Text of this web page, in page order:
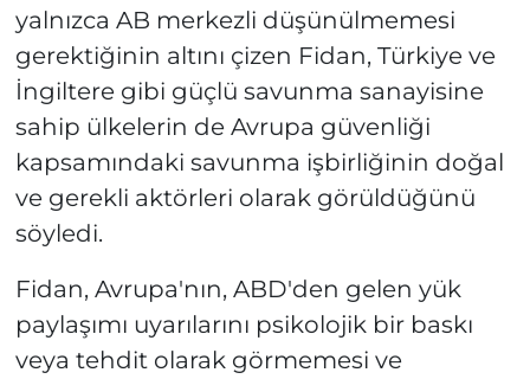
yalnızca AB merkezli düşünülmemesi
gerektiğinin altını çizen Fidan, Türkiye ve
İngiltere gibi güçlü savunma sanayisine
sahip ülkelerin de Avrupa güvenliği
kapsamındaki savunma işbirliğinin doğal
ve gerekli aktörleri olarak görüldüğünü
söyledi.
Fidan, Avrupa'nın, ABD'den gelen yük
paylaşımı uyarılarını psikolojik bir baskı
veya tehdit olarak görmemesi ve